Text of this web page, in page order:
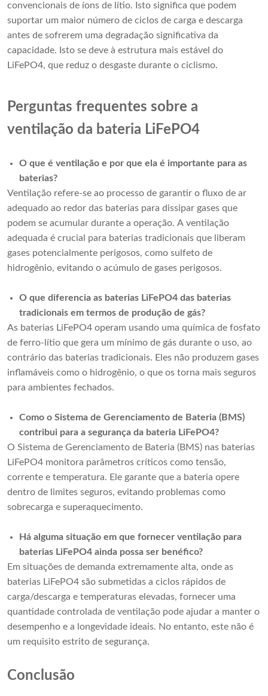
convencionais de íons de lítio. Isto significa que podem
suportar um maior número de ciclos de carga e descarga
antes de sofrerem uma degradação significativa da
capacidade. Isto se deve à estrutura mais estável do
LiFePO4, que reduz o desgaste durante o ciclismo.
Perguntas frequentes sobre a
ventilação da bateria LiFePO4
O que é ventilação e por que ela é importante para as
baterias?
Ventilação refere-se ao processo de garantir o fluxo de ar
adequado ao redor das baterias para dissipar gases que
podem se acumular durante a operação. A ventilação
adequada é crucial para baterias tradicionais que liberam
gases potencialmente perigosos, como sulfeto de
hidrogênio, evitando o acúmulo de gases perigosos.
O que diferencia as baterias LiFePO4 das baterias
tradicionais em termos de produção de gás?
As baterias LiFePO4 operam usando uma química de fosfato
de ferro-lítio que gera um mínimo de gás durante o uso, ao
contrário das baterias tradicionais. Eles não produzem gases
inflamáveis ​​como o hidrogênio, o que os torna mais seguros
para ambientes fechados.
Como o Sistema de Gerenciamento de Bateria (BMS)
contribui para a segurança da bateria LiFePO4?
O Sistema de Gerenciamento de Bateria (BMS) nas baterias
LiFePO4 monitora parâmetros críticos como tensão,
corrente e temperatura. Ele garante que a bateria opere
dentro de limites seguros, evitando problemas como
sobrecarga e superaquecimento.
Há alguma situação em que fornecer ventilação para
baterias LiFePO4 ainda possa ser benéfico?
Em situações de demanda extremamente alta, onde as
baterias LiFePO4 são submetidas a ciclos rápidos de
carga/descarga e temperaturas elevadas, fornecer uma
quantidade controlada de ventilação pode ajudar a manter o
desempenho e a longevidade ideais. No entanto, este não é
um requisito estrito de segurança.
Conclusão